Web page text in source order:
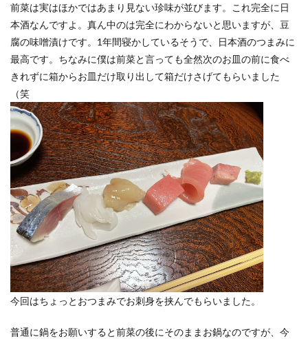
前菜は実はほかではあまり見ない珍味が並びます。これ完全に日
本酒なんですよ。真ん中のは完全にわからないと思いますが、豆
腐の味噌漬けです。1年間寝かしているそうで、日本酒のつまみに
最高です。ちなみに僕は前菜と言っても全然次のお皿の前に食べ
きれずに箱からお皿だけ取り出して箱だけさげてもらいました
（笑
今回はちょっとおつまみでお刺身を挟んでもらいました。
普通に鍋をお願いすると前菜の後にそのままお鍋なのですが、今